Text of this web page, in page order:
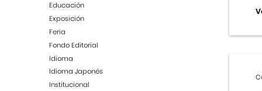
Educación
Exposición
Feria
Fondo Editorial
Idioma
Idioma Japonés
Institucional